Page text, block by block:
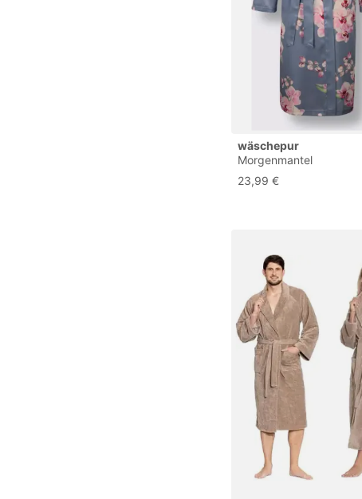
wäschepur
Morgenmantel
23,99 €